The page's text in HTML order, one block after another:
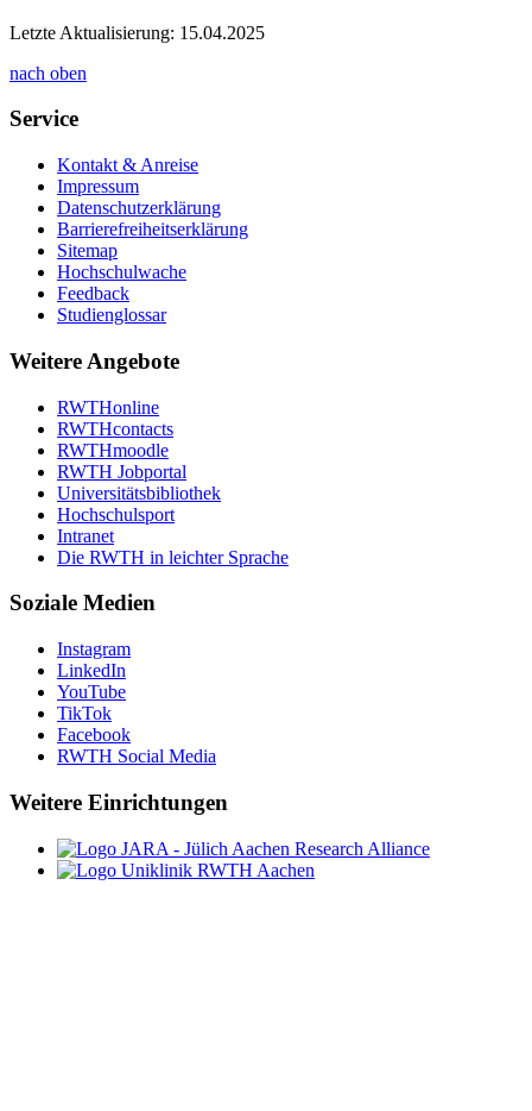
Letzte Aktualisierung: 15.04.2025
nach oben
Service
Kontakt & Anreise
Impressum
Datenschutzerklärung
Barrierefreiheitserklärung
Sitemap
Hochschulwache
Feedback
Studienglossar
Weitere Angebote
RWTHonline
RWTHcontacts
RWTHmoodle
RWTH Jobportal
Universitätsbibliothek
Hochschulsport
Intranet
Die RWTH in leichter Sprache
Soziale Medien
Instagram
LinkedIn
YouTube
TikTok
Facebook
RWTH Social Media
Weitere Einrichtungen